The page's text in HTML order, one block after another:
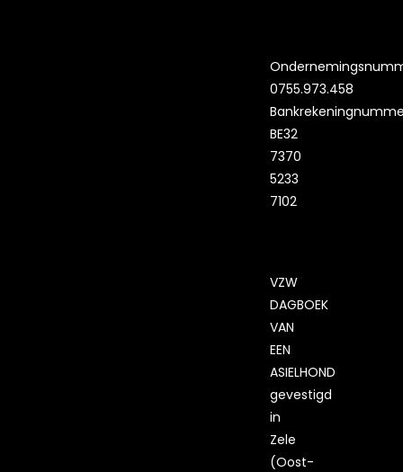
0755.973.458
BE32
7370
5233
7102
VZW
DAGBOEK
VAN
EEN
ASIELHOND
gevestigd
in
Zele
(Oost-